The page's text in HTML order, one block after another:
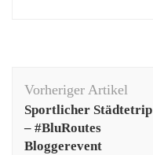
Vorheriger Artikel
Sportlicher Städtetrip
– #BluRoutes
Bloggerevent